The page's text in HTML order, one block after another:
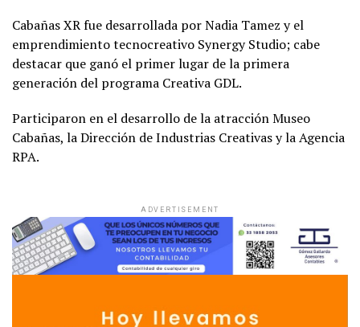
Cabañas XR fue desarrollada por Nadia Tamez y el
emprendimiento tecnocreativo Synergy Studio; cabe
destacar que ganó el primer lugar de la primera
generación del programa Creativa GDL.
Participaron en el desarrollo de la atracción Museo
Cabañas, la Dirección de Industrias Creativas y la Agencia
RPA.
ADVERTISEMENT